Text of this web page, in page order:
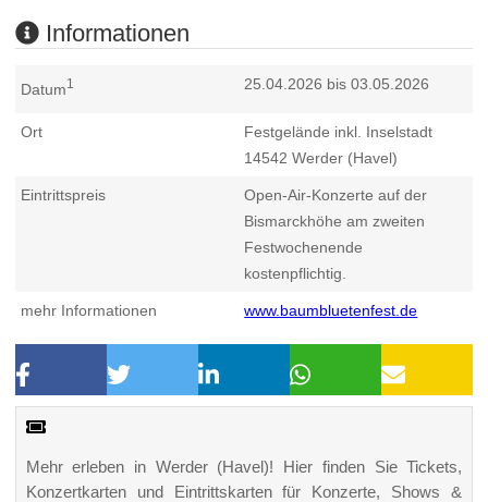
Informationen
Datum1 25.04.2026 bis 03.05.2026
Ort
Festgelände inkl. Inselstadt
14542 Werder (Havel)
Eintrittspreis
Open-Air-Konzerte auf der
Bismarckhöhe am zweiten
Festwochenende
kostenpflichtig.
mehr Informationen www.baumbluetenfest.de
Mehr erleben in Werder (Havel)! Hier finden Sie Tickets,
Konzertkarten und Eintrittskarten für Konzerte, Shows &